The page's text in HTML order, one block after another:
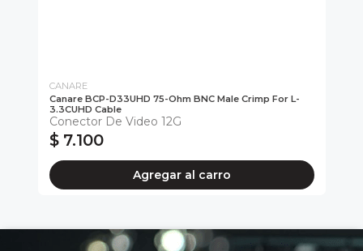
CANARE
Canare BCP-D33UHD 75-Ohm BNC Male Crimp For L-
3.3CUHD Cable
Conector De Video 12G
$ 7.100
Agregar al carro